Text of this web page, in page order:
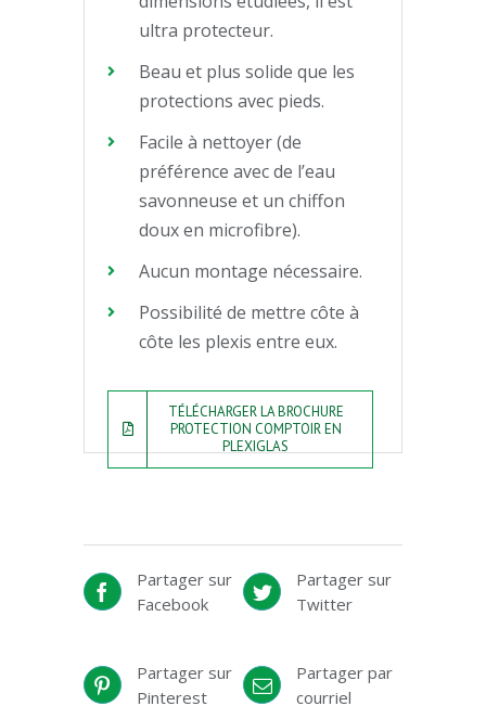
ultra protecteur.
Beau et plus solide que les
protections avec pieds.
Facile à nettoyer (de
préférence avec de l’eau
savonneuse et un chiffon
doux en microfibre).
Aucun montage nécessaire.
Possibilité de mettre côte à
côte les plexis entre eux.
TÉLÉCHARGER LA BROCHURE
PROTECTION COMPTOIR EN
PLEXIGLAS
Partager sur
Facebook
Partager sur
Twitter
Partager sur
Pinterest
Partager par
courriel